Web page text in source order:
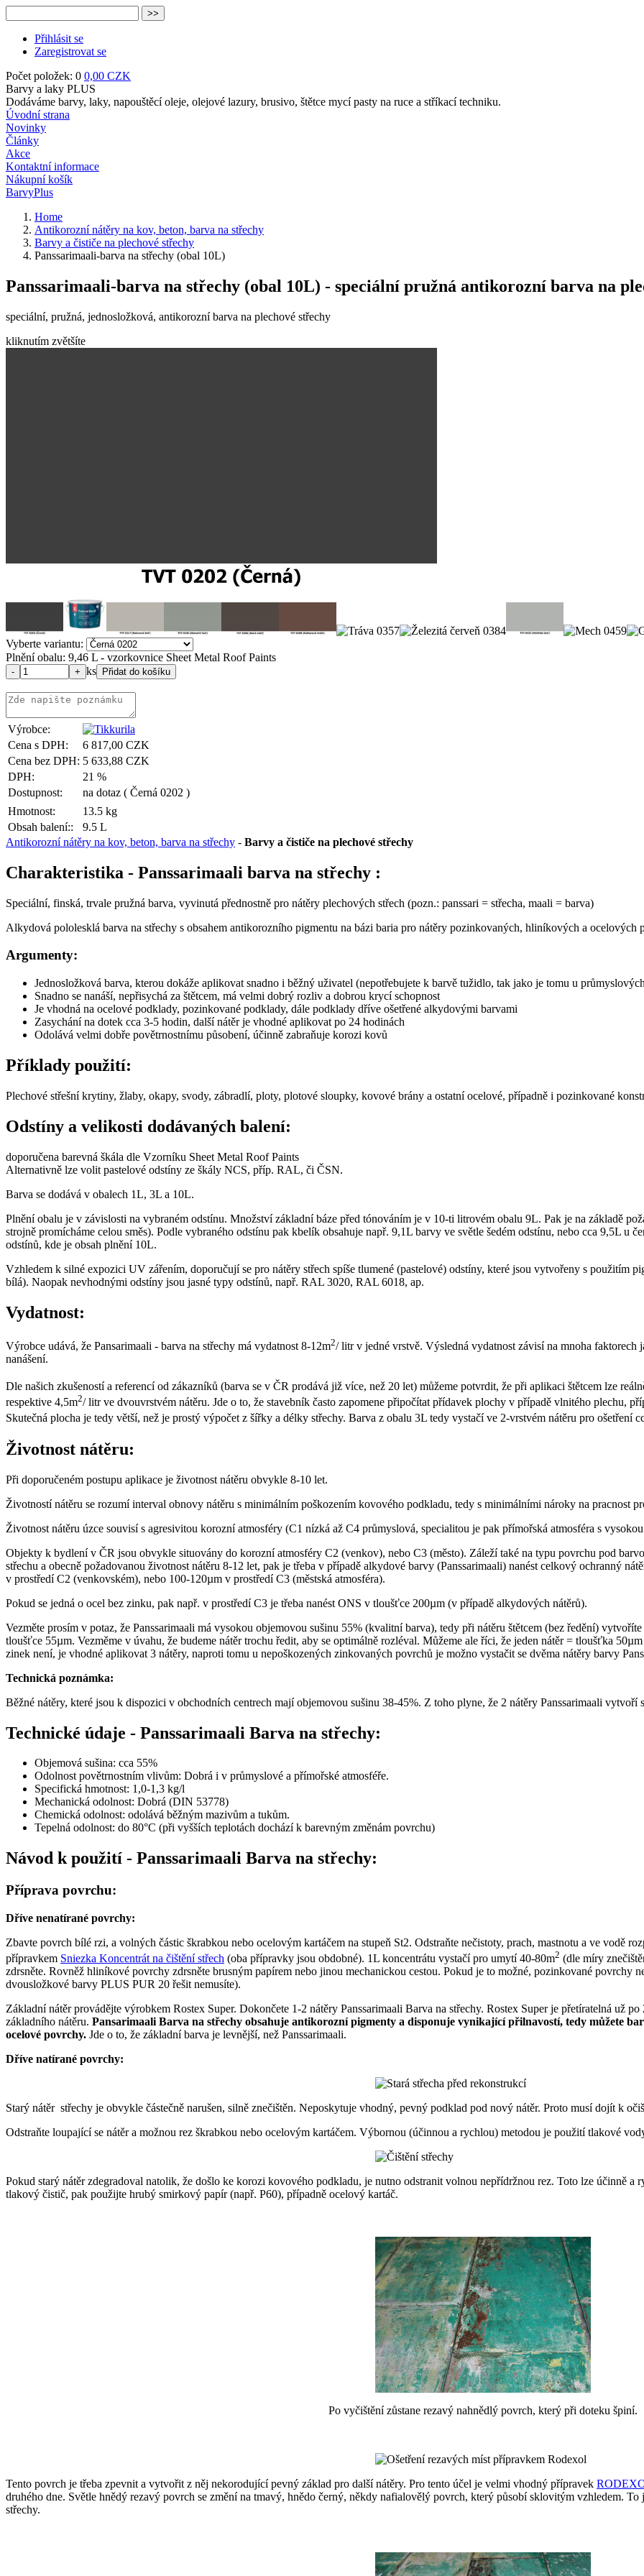
Přihlásit se
Zaregistrovat se
Počet položek: 0 0,00 CZK
Barvy a laky PLUS
Dodáváme barvy, laky, napouštěcí oleje, olejové lazury, brusivo, štětce mycí pasty na ruce a stříkací techniku.
Úvodní strana
Novinky
Články
Akce
Kontaktní informace
Nákupní košík
BarvyPlus
Home
Antikorozní nátěry na kov, beton, barva na střechy
Barvy a čističe na plechové střechy
Panssarimaali-barva na střechy (obal 10L)
Panssarimaali-barva na střechy (obal 10L) - speciální pružná antikorozní barva na
speciální, pružná, jednosložková, antikorozní barva na plechové střechy
kliknutím zvětšíte
Vyberte variantu:
Plnění obalu: 9,46 L - vzorkovnice Sheet Metal Roof Paints
ks
Výrobce:
Cena s DPH:
6 817,00 CZK
Cena bez DPH: 5 633,88 CZK
DPH:
21 %
Dostupnost:
na dotaz ( Černá 0202 )
Hmotnost:
13.5 kg
Obsah balení::
9.5 L
Antikorozní nátěry na kov, beton, barva na střechy - Barvy a čističe na plechové střechy
Charakteristika - Panssarimaali barva na střechy :
Speciální, finská, trvale pružná barva, vyvinutá přednostně pro nátěry plechových střech (pozn.: panssari = střecha, maali = barva)
Alkydová pololesklá barva na střechy s obsahem antikorozního pigmentu na bázi baria pro nátěry pozinkovaných, hliníkových a ocelových
Argumenty:
Jednosložková barva, kterou dokáže aplikovat snadno i běžný uživatel (nepotřebujete k barvě tužidlo, tak jako je tomu u
Snadno se nanáší, nepřisychá za štětcem, má velmi dobrý rozliv a dobrou krycí schopnost
Je vhodná na ocelové podklady, pozinkované podklady, dále podklady dříve ošetřené alkydovými barvami
Zasychání na dotek cca 3-5 hodin, další nátěr je vhodné aplikovat po 24 hodinách
Odolává velmi dobře povětrnostnímu působení, účinně zabraňuje korozi kovů
Příklady použití:
Plechové střešní krytiny, žlaby, okapy, svody, zábradlí, ploty, plotové sloupky, kovové brány a ostatní ocelové, případně i pozinkované
Odstíny a velikosti dodávaných balení:
doporučena barevná škála dle Vzorníku Sheet Metal Roof Paints
Alternativně lze volit pastelové odstíny ze škály NCS, příp. RAL, či ČSN.
Barva se dodává v obalech 1L, 3L a 10L.
Plnění obalu je v závislosti na vybraném odstínu. Množství základní báze před tónováním je v 10-ti litrovém obalu 9L. Pak je na základě
strojně promícháme celou směs). Podle vybraného odstínu pak kbelík obsahuje např. 9,1L barvy ve světle šedém odstínu, nebo cca 9,5L u
odstínů, kde je obsah plnění 10L.
Vzhledem k silné expozici UV zářením, doporučují se pro nátěry střech spíše tlumené (pastelové) odstíny, které jsou vytvořeny s použitím
bílá). Naopak nevhodnými odstíny jsou jasné typy odstínů, např. RAL 3020, RAL 6018, ap.
Vydatnost:
Výrobce udává, že Pansarimaali - barva na střechy má vydatnost 8-12m2/ litr v jedné vrstvě. Výsledná vydatnost závisí na mnoha
nanášení.
Dle našich zkušeností a referencí od zákazníků (barva se v ČR prodává již více, než 20 let) můžeme potvrdit, že při aplikaci štětcem lze
respektive 4,5m2/ litr ve dvouvrstvém nátěru. Jde o to, že stavebník často zapomene připočítat přídavek plochy v případě vlnitého plechu,
Skutečná plocha je tedy větší, než je prostý výpočet z šířky a délky střechy. Barva z obalu 3L tedy vystačí ve 2-vrstvém nátěru pro ošetření
Životnost nátěru:
Při doporučeném postupu aplikace je životnost nátěru obvykle 8-10 let.
Životností nátěru se rozumí interval obnovy nátěru s minimálním poškozením kovového podkladu, tedy s minimálními nároky na pracnost
Životnost nátěru úzce souvisí s agresivitou korozní atmosféry (C1 nízká až C4 průmyslová, specialitou je pak přímořská atmosféra s
Objekty k bydlení v ČR jsou obvykle situovány do korozní atmosféry C2 (venkov), nebo C3 (město). Záleží také na typu povrchu pod
střechu a obecně požadovanou životnost nátěru 8-12 let, pak je třeba v případě alkydové barvy (Panssarimaali) nanést celkový ochranný
v prostředí C2 (venkovském), nebo 100-120µm v prostředí C3 (městská atmosféra).
Pokud se jedná o ocel bez zinku, pak např. v prostředí C3 je třeba nanést ONS v tloušťce 200µm (v případě alkydových nátěrů).
Vezměte prosím v potaz, že Panssarimaali má vysokou objemovou sušinu 55% (kvalitní barva), tedy při nátěru štětcem (bez ředění)
tloušťce 55µm. Vezměme v úvahu, že budeme nátěr trochu ředit, aby se optimálně rozléval. Můžeme ale říci, že jeden nátěr = tloušťka
zinek není, je vhodné aplikovat 3 nátěry, naproti tomu u nepoškozených zinkovaných povrchů je možno vystačit se dvěma nátěry barvy
Technická poznámka:
Běžné nátěry, které jsou k dispozici v obchodních centrech mají objemovou sušinu 38-45%. Z toho plyne, že 2 nátěry Panssarimaali vytvoří
Technické údaje - Panssarimaali Barva na střechy:
Objemová sušina: cca 55%
Odolnost povětrnostním vlivům: Dobrá i v průmyslové a přímořské atmosféře.
Specifická hmotnost: 1,0-1,3 kg/l
Mechanická odolnost: Dobrá (DIN 53778)
Chemická odolnost: odolává běžným mazivům a tukům.
Tepelná odolnost: do 80°C (při vyšších teplotách dochází k barevným změnám povrchu)
Návod k použití - Panssarimaali Barva na střechy:
Příprava povrchu:
Dříve nenatírané povrchy:
Zbavte povrch bílé rzi, a volných částic škrabkou nebo ocelovým kartáčem na stupeň St2. Odstraňte nečistoty, prach, mastnotu a ve vodě
přípravkem Sniezka Koncentrát na čištění střech (oba přípravky jsou obdobné). 1L koncentrátu vystačí pro umytí 40-80m2 (dle míry
zdrsněte. Rovněž hliníkové povrchy zdrsněte brusným papírem nebo jinou mechanickou cestou. Pokud je to možné, pozinkované povrchy
dvousložkové barvy PLUS PUR 20 řešit nemusíte).
Základní nátěr provádějte výrobkem Rostex Super. Dokončete 1-2 nátěry Panssarimaali Barva na střechy. Rostex Super je přetíratelná už
základního nátěru. Pansarimaali Barva na střechy obsahuje antikorozní pigmenty a disponuje vynikající přilnavostí, tedy můžete
ocelové povrchy. Jde o to, že základní barva je levnější, než Panssarimaali.
Dříve natírané povrchy:
Starý nátěr střechy je obvykle částečně narušen, silně znečištěn. Neposkytuje vhodný, pevný podklad pod nový nátěr. Proto musí dojít k
Odstraňte loupající se nátěr a možnou rez škrabkou nebo ocelovým kartáčem. Výbornou (účinnou a rychlou) metodou je použití tlakové
Pokud starý nátěr zdegradoval natolik, že došlo ke korozi kovového podkladu, je nutno odstranit volnou nepřídržnou rez. Toto lze účinně a
tlakový čistič, pak použijte hrubý smirkový papír (např. P60), případně ocelový kartáč.
Po vyčištění zůstane rezavý nahnědlý povrch, který při doteku špiní.
Tento povrch je třeba zpevnit a vytvořit z něj nekorodující pevný základ pro další nátěry. Pro tento účel je velmi vhodný přípravek
druhého dne. Světle hnědý rezavý povrch se změní na tmavý, hnědo černý, někdy nafialovělý povrch, který působí sklovitým vzhledem. To
střechy.